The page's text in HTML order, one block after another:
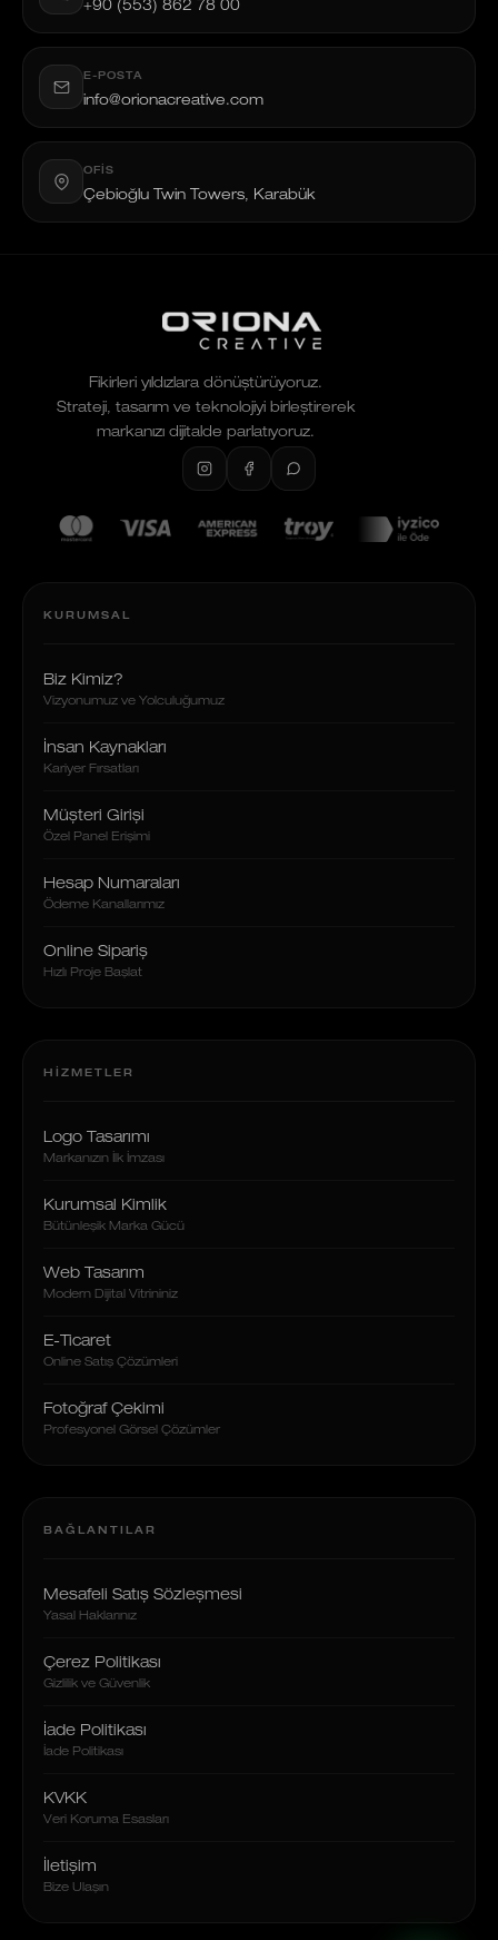
+90 (553) 862 78 00
E-POSTA
info@orionacreative.com
OFIS
Çebioğlu Twin Towers, Karabük
Fikirleri yıldızlara dönüştürüyoruz.
Strateji, tasarım ve teknolojiyi birleştirerek
markanızı dijitalde parlatıyoruz.
KURUMSAL
Biz Kimiz?
Vizyonumuz ve Yolculuğumuz
İnsan Kaynakları
Kariyer Fırsatları
Müşteri Girişi
Özel Panel Erişimi
Hesap Numaraları
Ödeme Kanallarımız
Online Sipariş
Hızlı Proje Başlat
HIZMETLER
Logo Tasarımı
Markanızın İlk İmzası
Kurumsal Kimlik
Bütünleşik Marka Gücü
Web Tasarım
Modern Dijital Vitrininiz
E-Ticaret
Online Satış Çözümleri
Fotoğraf Çekimi
Profesyonel Görsel Çözümler
BAĞLANTILAR
Mesafeli Satış Sözleşmesi
Yasal Haklarınız
Çerez Politikası
Gizlilik ve Güvenlik
İade Politikası
İade Politikası
KVKK
Veri Koruma Esasları
İletişim
Bize Ulaşın